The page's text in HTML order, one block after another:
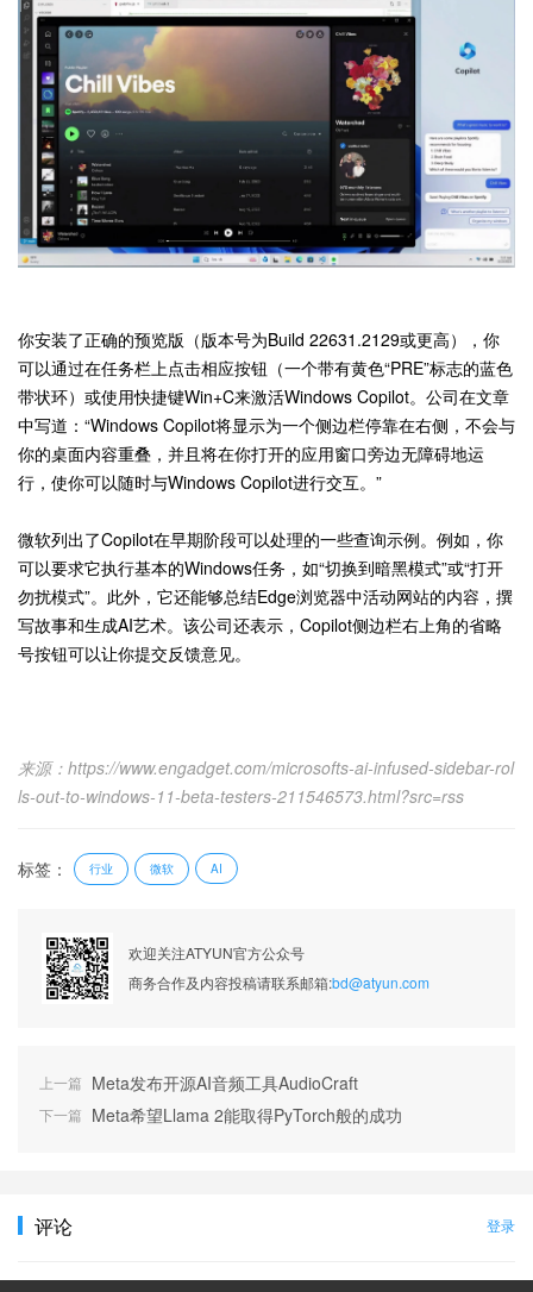
你安装了正确的预览版（版本号为Build 22631.2129或更高），你
可以通过在任务栏上点击相应按钮（一个带有黄色“PRE”标志的蓝色
带状环）或使用快捷键Win+C来激活Windows Copilot。公司在文章
中写道：“Windows Copilot将显示为一个侧边栏停靠在右侧，不会与
你的桌面内容重叠，并且将在你打开的应用窗口旁边无障碍地运
行，使你可以随时与Windows Copilot进行交互。”
微软列出了Copilot在早期阶段可以处理的一些查询示例。例如，你
可以要求它执行基本的Windows任务，如“切换到暗黑模式”或“打开
勿扰模式”。此外，它还能够总结Edge浏览器中活动网站的内容，撰
写故事和生成AI艺术。该公司还表示，Copilot侧边栏右上角的省略
号按钮可以让你提交反馈意见。
来源：https://www.engadget.com/microsofts-ai-infused-sidebar-rol
ls-out-to-windows-11-beta-testers-211546573.html?src=rss
标签： 行业 微软 AI
欢迎关注ATYUN官方公众号
商务合作及内容投稿请联系邮箱:bd@atyun.com
上一篇 Meta发布开源AI音频工具AudioCraft
下一篇 Meta希望Llama 2能取得PyTorch般的成功
评论 登录